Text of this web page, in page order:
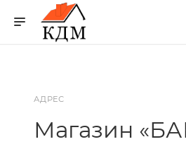
АДРЕС
Магазин